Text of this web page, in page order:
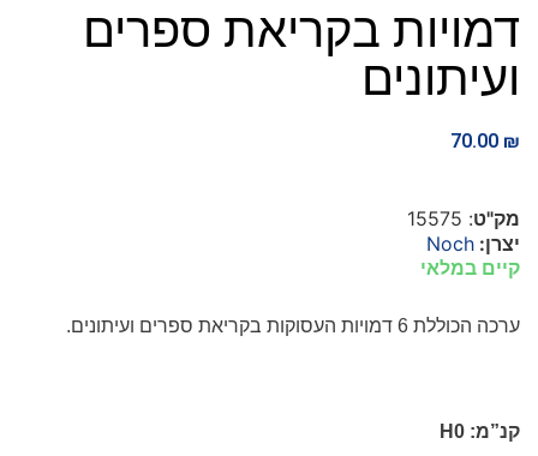
דמויות בקריאת ספרים
ועיתונים
70.00 ₪
מק"ט: 15575
יצרן: Noch
קיים במלאי
ערכה הכוללת 6 דמויות העסוקות בקריאת ספרים ועיתונים.
קנ”מ: H0